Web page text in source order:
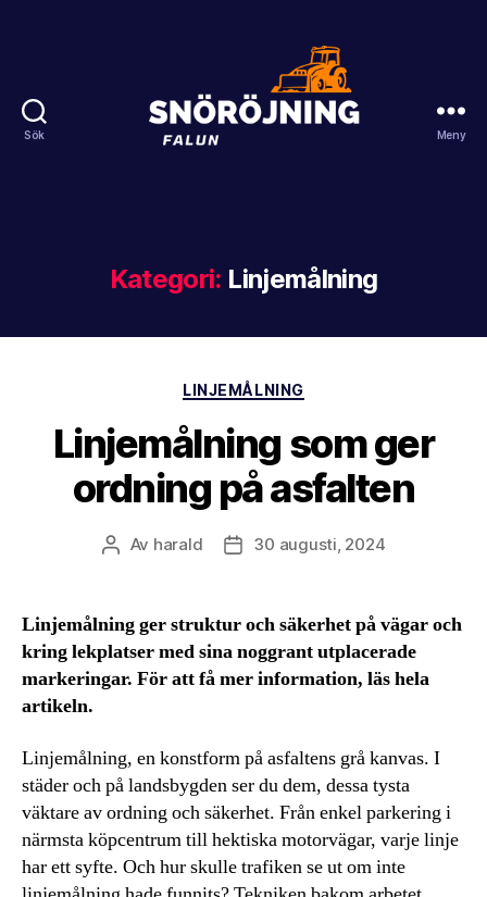
Sök Meny
Kategori: Linjemålning
Kategorier
LINJEMÅLNING
Linjemålning som ger
ordning på asfalten
Inläggsförfattare
Av harald Inläggsdatum
30 augusti, 2024
Linjemålning ger struktur och säkerhet på vägar och
kring lekplatser med sina noggrant utplacerade
markeringar. För att få mer information, läs hela
artikeln.
Linjemålning, en konstform på asfaltens grå kanvas. I
städer och på landsbygden ser du dem, dessa tysta
väktare av ordning och säkerhet. Från enkel parkering i
närmsta köpcentrum till hektiska motorvägar, varje linje
har ett syfte. Och hur skulle trafiken se ut om inte